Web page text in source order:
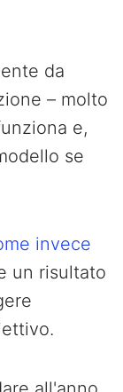
da
– molto
e,
se
invece
un risultato